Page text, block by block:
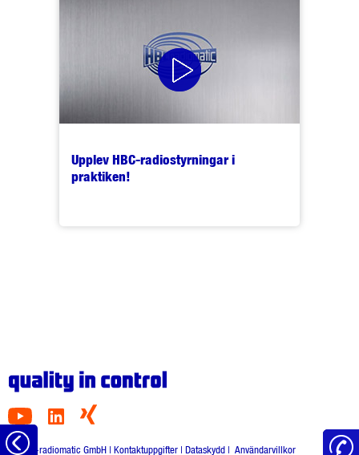
Tillbaka
Upplev HBC-radiostyrningar i
praktiken!
© HBC-radiomatic GmbH | Kontaktuppgifter | Dataskydd | Användarvillkor